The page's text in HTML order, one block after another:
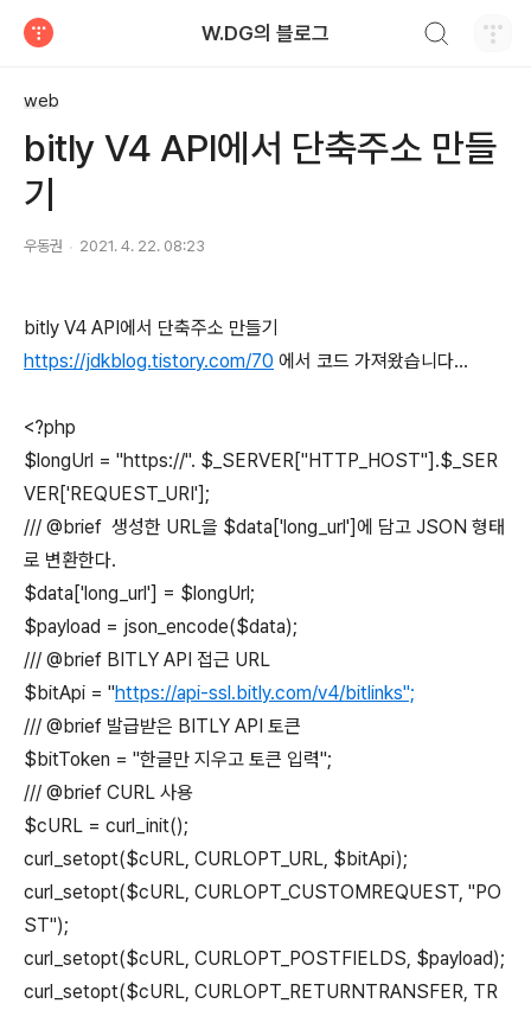
W.DG의 블로그
web
bitly V4 API에서 단축주소 만들
기
우동권 2021. 4. 22. 08:23
bitly V4 API에서 단축주소 만들기
https://jdkblog.tistory.com/70 에서 코드 가져왔습니다...
<?php
$longUrl = "https://". $_SERVER["HTTP_HOST"].$_SER
VER['REQUEST_URI'];
/// @brief 생성한 URL을 $data['long_url']에 담고 JSON 형태
로 변환한다.
$data['long_url'] = $longUrl;
$payload = json_encode($data);
/// @brief BITLY API 접근 URL
$bitApi = "https://api-ssl.bitly.com/v4/bitlinks";
/// @brief 발급받은 BITLY API 토큰
$bitToken = "한글만 지우고 토큰 입력";
/// @brief CURL 사용
$cURL = curl_init();
curl_setopt($cURL, CURLOPT_URL, $bitApi);
curl_setopt($cURL, CURLOPT_CUSTOMREQUEST, "PO
ST");
curl_setopt($cURL, CURLOPT_POSTFIELDS, $payload);
curl_setopt($cURL, CURLOPT_RETURNTRANSFER, TR